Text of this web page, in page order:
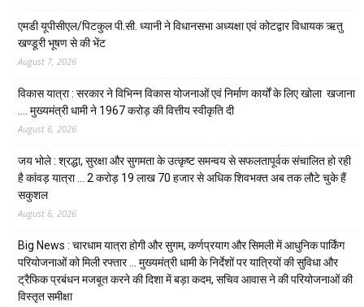
एमडी यूपीसीएल/पिटकुल पी.सी. ध्यानी ने विधानसभा अध्यक्षा एवं कोटद्वार विधायक ऋतु
खण्डूरी भूषण से की भेंट
August 7, 2026
विकास यात्रा : सरकार ने विभिन्न विकास योजनाओं एवं निर्माण कार्यों के लिए खोला खजाना
…. मुख्यमंत्री धामी ने ₹1967 करोड़ की वित्तीय स्वीकृति दी
August 6, 2026
जय भोले : श्रद्धा, सुरक्षा और सुगमता के उत्कृष्ट समन्वय से सफलतापूर्वक संचालित हो रही
है कांवड़ यात्रा … 2 करोड़ 19 लाख 70 हजार से अधिक शिवभक्त अब तक लौटे चुके हैं
सकुशल
August 6, 2026
Big News : चारधाम यात्रा होगी और सुगम, कर्णप्रयाग और सिमली में आधुनिक पार्किंग
परियोजनाओं को मिली रफ्तार … मुख्यमंत्री धामी के निर्देशों पर यात्रियों की सुविधा और
ट्रैफिक प्रबंधन मजबूत करने की दिशा में बड़ा कदम, सचिव आवास ने की परियोजनाओं की
विस्तृत समीक्षा